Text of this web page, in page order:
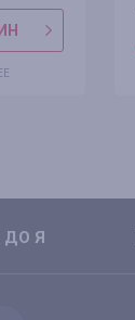
ДО Я